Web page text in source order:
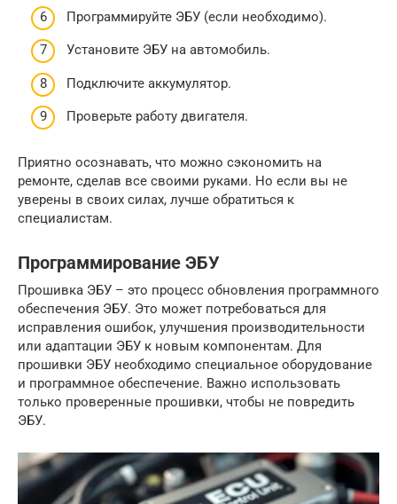
Программируйте ЭБУ (если необходимо).
Установите ЭБУ на автомобиль.
Подключите аккумулятор.
Проверьте работу двигателя.
Приятно осознавать, что можно сэкономить на
ремонте, сделав все своими руками. Но если вы не
уверены в своих силах, лучше обратиться к
специалистам.
Программирование ЭБУ
Прошивка ЭБУ – это процесс обновления программного
обеспечения ЭБУ. Это может потребоваться для
исправления ошибок, улучшения производительности
или адаптации ЭБУ к новым компонентам. Для
прошивки ЭБУ необходимо специальное оборудование
и программное обеспечение. Важно использовать
только проверенные прошивки, чтобы не повредить
ЭБУ.